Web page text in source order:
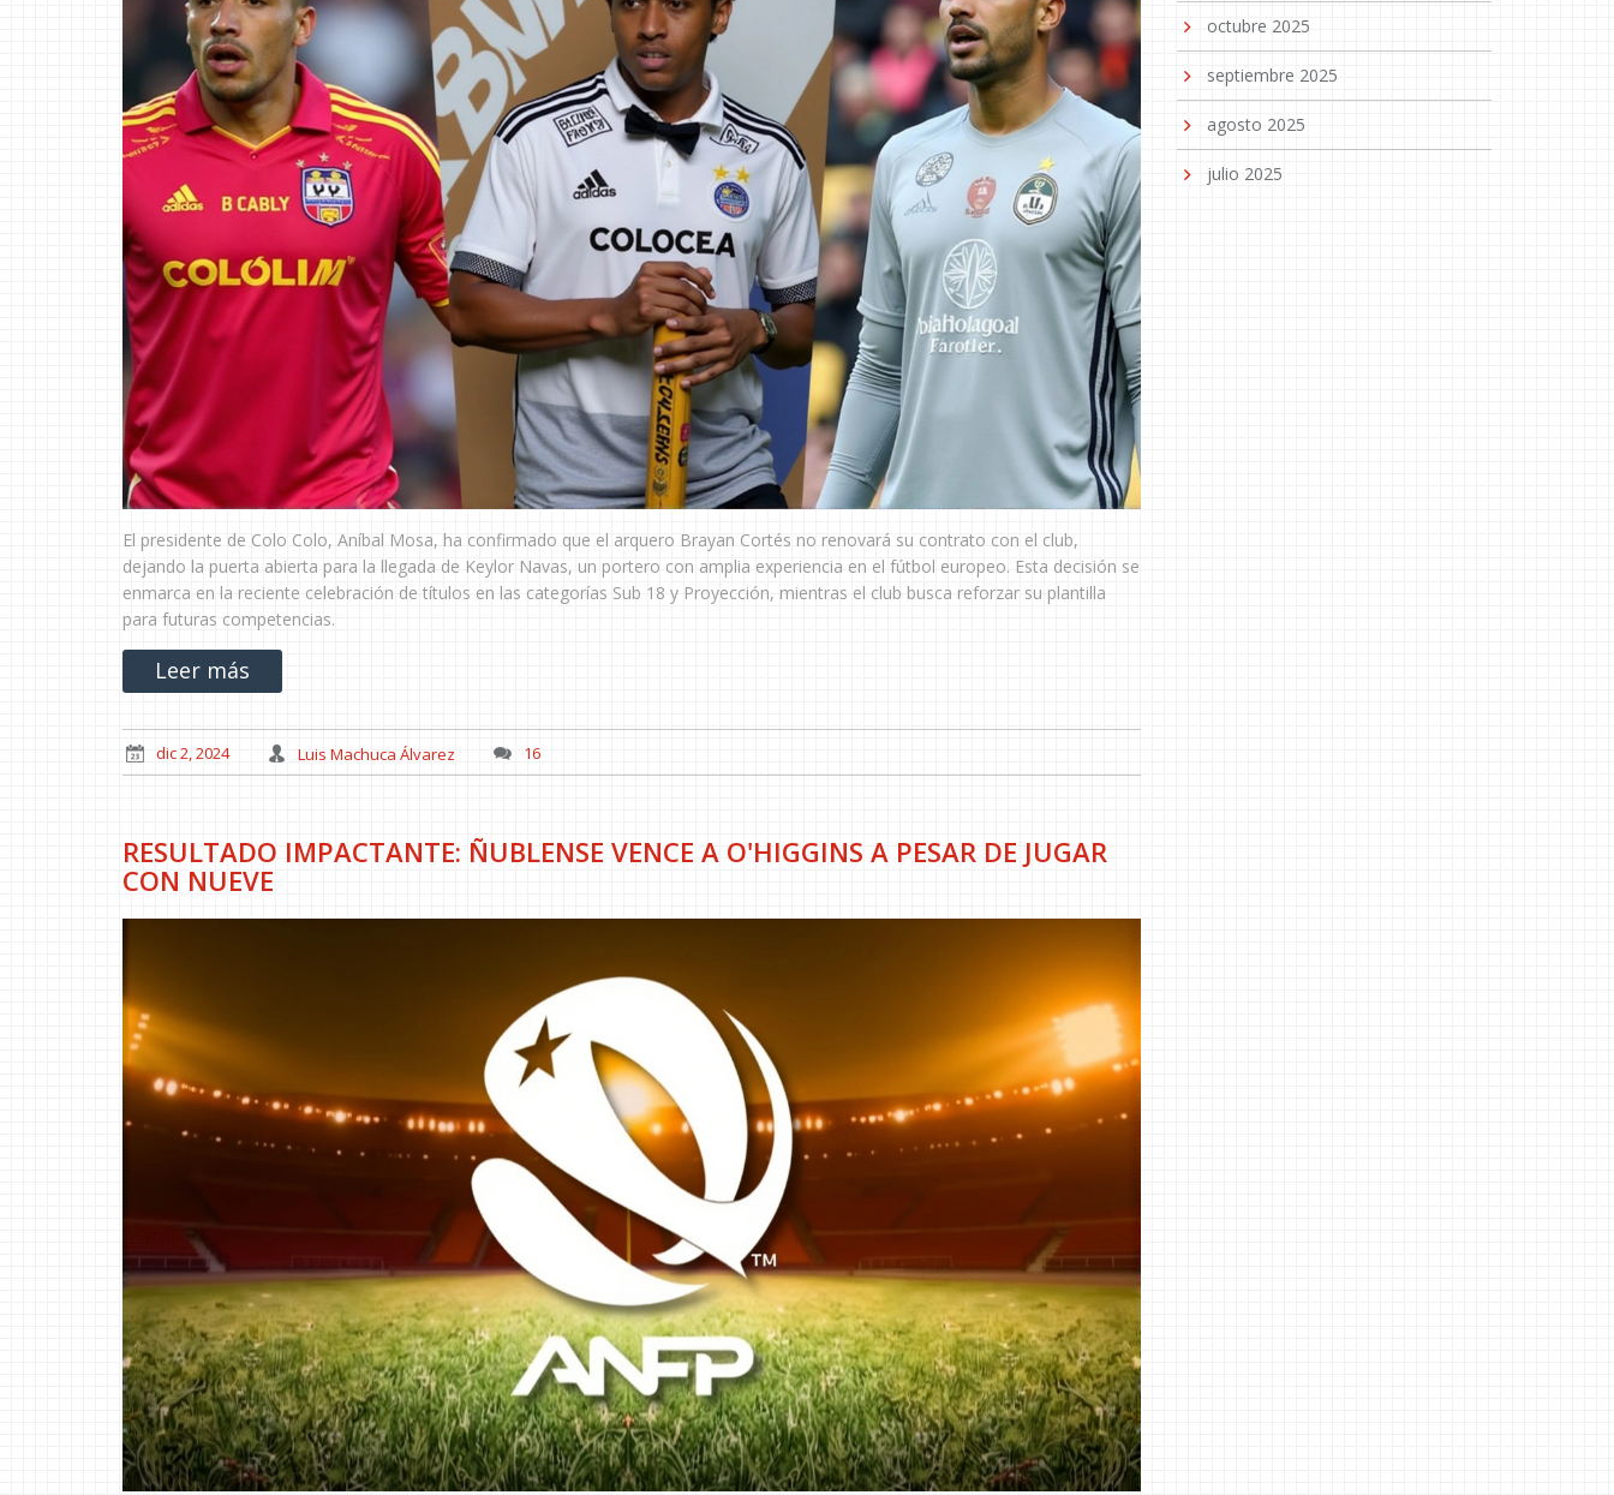
El presidente de Colo Colo, Aníbal Mosa, ha confirmado que el arquero Brayan Cortés no renovará su contrato con el club,
dejando la puerta abierta para la llegada de Keylor Navas, un portero con amplia experiencia en el fútbol europeo. Esta decisión se
enmarca en la reciente celebración de títulos en las categorías Sub 18 y Proyección, mientras el club busca reforzar su plantilla
para futuras competencias.
Leer más
dic 2, 2024 Luis Machuca Álvarez 16
RESULTADO IMPACTANTE: ÑUBLENSE VENCE A O'HIGGINS A PESAR DE JUGAR
CON NUEVE
octubre 2025
septiembre 2025
agosto 2025
julio 2025